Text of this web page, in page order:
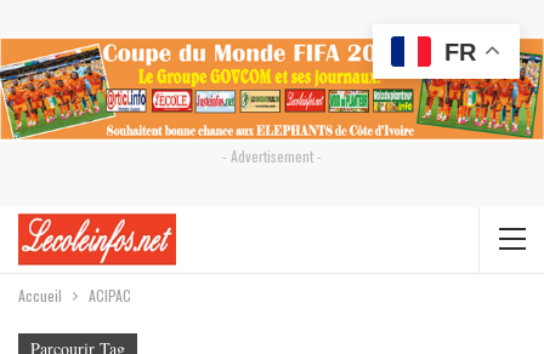
- Advertisement -
Accueil ACIPAC
Parcourir Tag
FR